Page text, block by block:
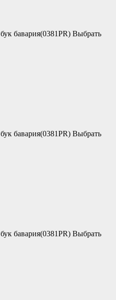
бук бавария(0381PR) Выбрать
бук бавария(0381PR) Выбрать
бук бавария(0381PR) Выбрать